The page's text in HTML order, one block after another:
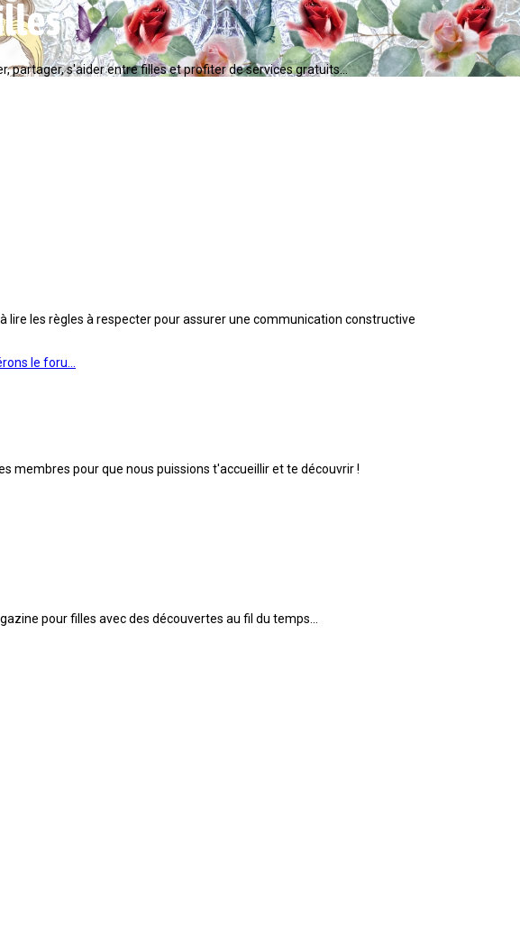
partager, s'aider entre filles et profiter de services gratuits...
lire les règles à respecter pour assurer une communication constructive
le foru…
membres pour que nous puissions t'accueillir et te découvrir !
pour filles avec des découvertes au fil du temps...